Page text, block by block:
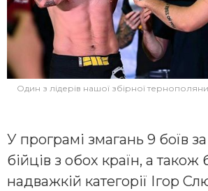
Один з лідерів нашої збірної
У програмі змагань 9 боїв
бійців з обох країн, а також
надважкій категорії Ігор